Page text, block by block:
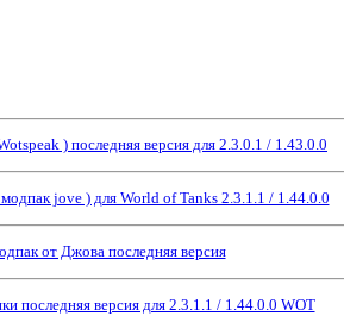
) последняя версия для 2.3.0.1 / 1.43.0.0
jove ) для World of Tanks 2.3.1.1 / 1.44.0.0
от Джова последняя версия
последняя версия для 2.3.1.1 / 1.44.0.0 WOT